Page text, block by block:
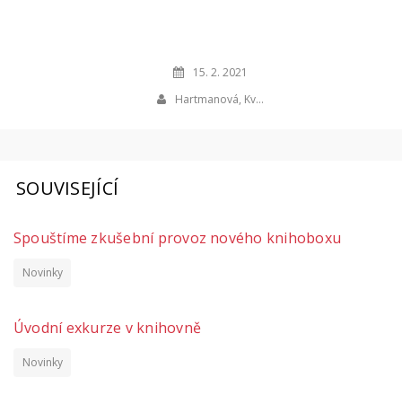
15. 2. 2021
Hartmanová, Kv…
SOUVISEJÍCÍ
Spouštíme zkušební provoz nového knihoboxu
Novinky
Úvodní exkurze v knihovně
Novinky